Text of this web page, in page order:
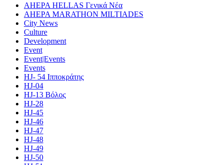
AHEPA HELLAS Γενικά Νέα
AHEPA MARATHON MILTIADES
City News
Culture
Development
Event
Event|Events
Events
HJ- 54 Ιπποκράτης
HJ-04
HJ-13 Βόλος
HJ-28
HJ-45
HJ-46
HJ-47
HJ-48
HJ-49
HJ-50